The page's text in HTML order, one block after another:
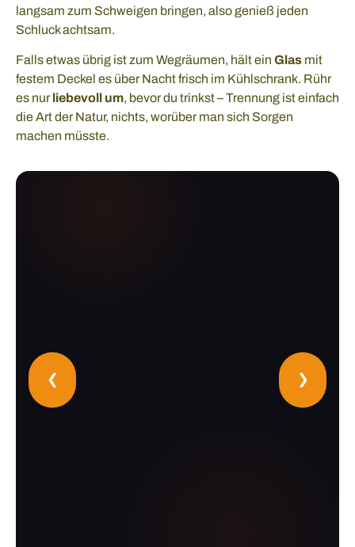
langsam zum Schweigen bringen, also genieß jeden
Schluck achtsam.
Falls etwas übrig ist zum Wegräumen, hält ein Glas mit
festem Deckel es über Nacht frisch im Kühlschrank. Rühr
es nurliebevoll um, bevor du trinkst – Trennung ist einfach
die Art der Natur, nichts, worüber man sich Sorgen
machen müsste.
❮ ❯